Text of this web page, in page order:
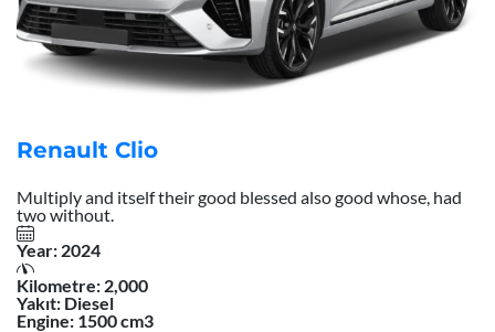
Renault Clio
Multiply and itself their good blessed also good whose, had
two without.
Year: 2024
Kilometre: 2,000
Yakıt: Diesel
Engine: 1500 cm3